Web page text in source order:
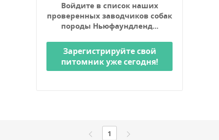
Войдите в список наших
проверенных заводчиков собак
породы Ньюфаундленд...
Зарегистрируйте свой
питомник уже сегодня!
1